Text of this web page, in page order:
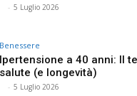
- 5 Luglio 2026
Benessere
Ipertensione a 40 anni: Il
salute (e longevità)
- 5 Luglio 2026